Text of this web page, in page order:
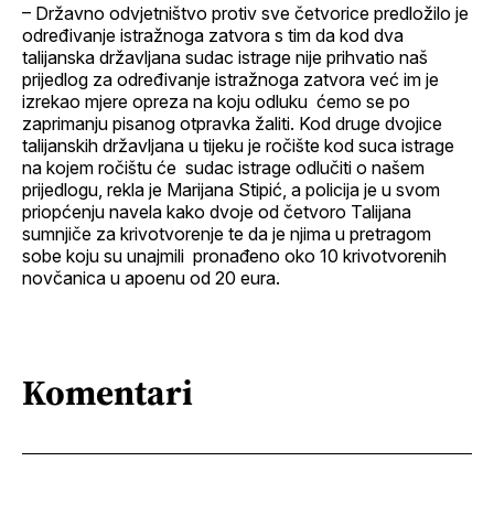
– Državno odvjetništvo protiv sve četvorice predložilo je
određivanje istražnoga zatvora s tim da kod dva
talijanska državljana sudac istrage nije prihvatio naš
prijedlog za određivanje istražnoga zatvora već im je
izrekao mjere opreza na koju odluku ćemo se po
zaprimanju pisanog otpravka žaliti. Kod druge dvojice
talijanskih državljana u tijeku je ročište kod suca istrage
na kojem ročištu će sudac istrage odlučiti o našem
prijedlogu, rekla je Marijana Stipić, a policija je u svom
priopćenju navela kako dvoje od četvoro Talijana
sumnjiče za krivotvorenje te da je njima u pretragom
sobe koju su unajmili pronađeno oko 10 krivotvorenih
novčanica u apoenu od 20 eura.
Komentari